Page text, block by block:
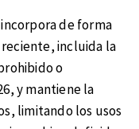
de forma
incluida la
o
y mantiene la
limitando los usos